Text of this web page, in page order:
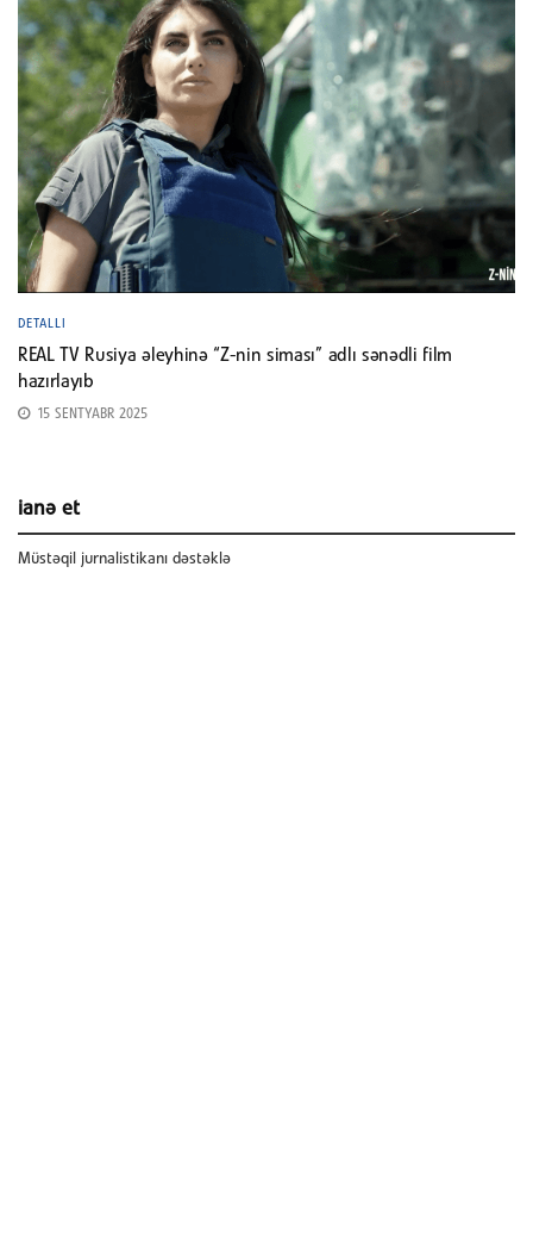
DETALLI
REAL TV Rusiya əleyhinə “Z-nin siması” adlı sənədli film
hazırlayıb
15 SENTYABR 2025
ianə et
Müstəqil jurnalistikanı dəstəklə